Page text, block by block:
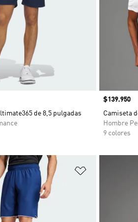
de 8,5 pulgadas
Precio
$139.950
Camiseta
Hombre
9 colores
Añadir a la